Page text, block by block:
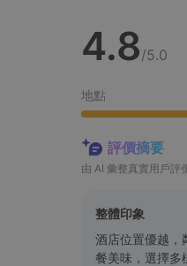
4.8/5.0
地點
評價摘要
由 AI 彙整真實用戶評
整體印象
酒店位置優越，
餐美味，選擇多